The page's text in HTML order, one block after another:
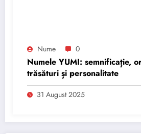
Nume 0
Numele YUMI: semnificație,
trăsături și personalitate
31 August 2025